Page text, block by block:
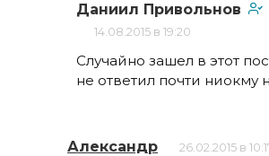
Даниил Привольнов
14.08.2015 в 19:20
Случайно зашел в этот
не ответил почти ниокму
Александр 26.02.2015 в